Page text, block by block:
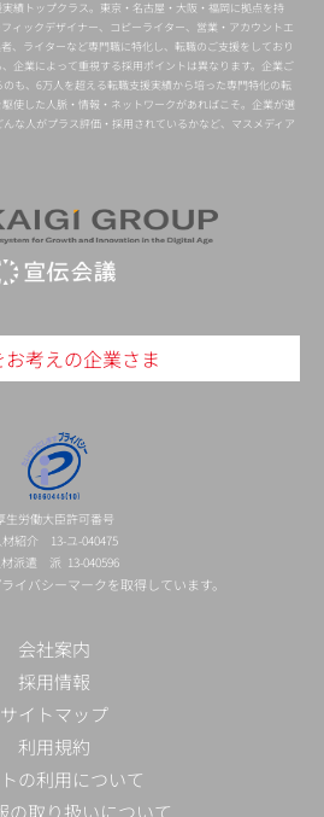
績トップクラス。東京・名古屋・大阪・福岡に拠点を持
ィックデザイナー、コピーライター、営業・アカウントエ
、ライターなど専門職に特化し、転職のご支援をしており
企業によって重視する採用ポイントは異なります。企業ご
も、6万人を超える転職支援実績から培った専門特化の転
使した人脈・情報・ネットワークがあればこそ。企業が選
な人がプラス評価・採用されているかなど、マスメディア
考えの企業さま
生労働大臣許可番号
材紹介 13-ユ-040475
材派遣 派 13-040596
イバシーマークを取得しています。
会社案内
採用情報
サイトマップ
利用規約
の利用について
の取り扱いについて